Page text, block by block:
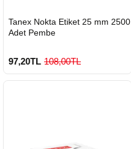
GÖNDERİ
Tanex Nokta Etiket 25 mm 2500
Adet Pembe
97,20TL 108,00TL